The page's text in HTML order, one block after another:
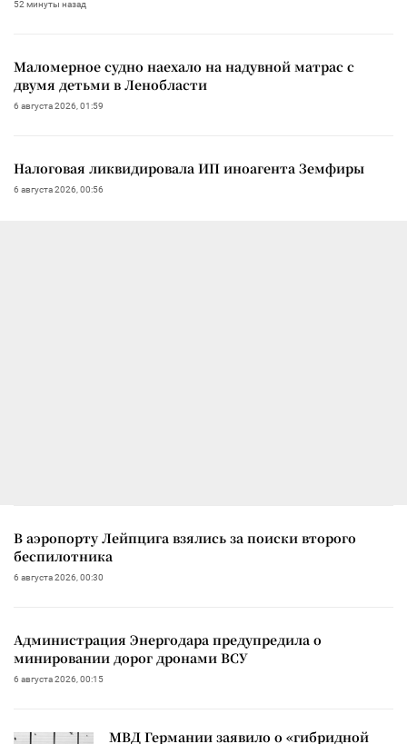
52 минуты назад
Маломерное судно наехало на надувной матрас с
двумя детьми в Ленобласти
6 августа 2026, 01:59
Налоговая ликвидировала ИП иноагента Земфиры
6 августа 2026, 00:56
В аэропорту Лейпцига взялись за поиски второго
беспилотника
6 августа 2026, 00:30
Администрация Энергодара предупредила о
минировании дорог дронами ВСУ
6 августа 2026, 00:15
МВД Германии заявило о «гибридной